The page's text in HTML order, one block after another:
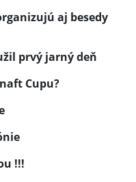
aj besedy
prvý jarný deň
Cupu?
!!!